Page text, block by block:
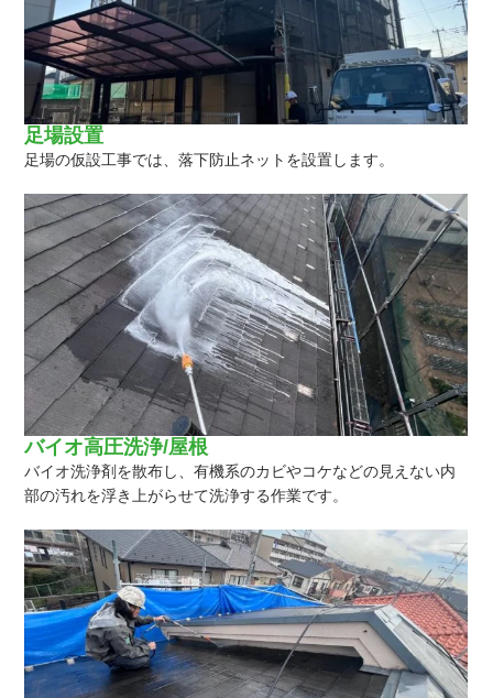
足場設置
足場の仮設工事では、落下防止ネットを設置します。
バイオ高圧洗浄/屋根
バイオ洗浄剤を散布し、有機系のカビやコケなどの見えない内
部の汚れを浮き上がらせて洗浄する作業です。